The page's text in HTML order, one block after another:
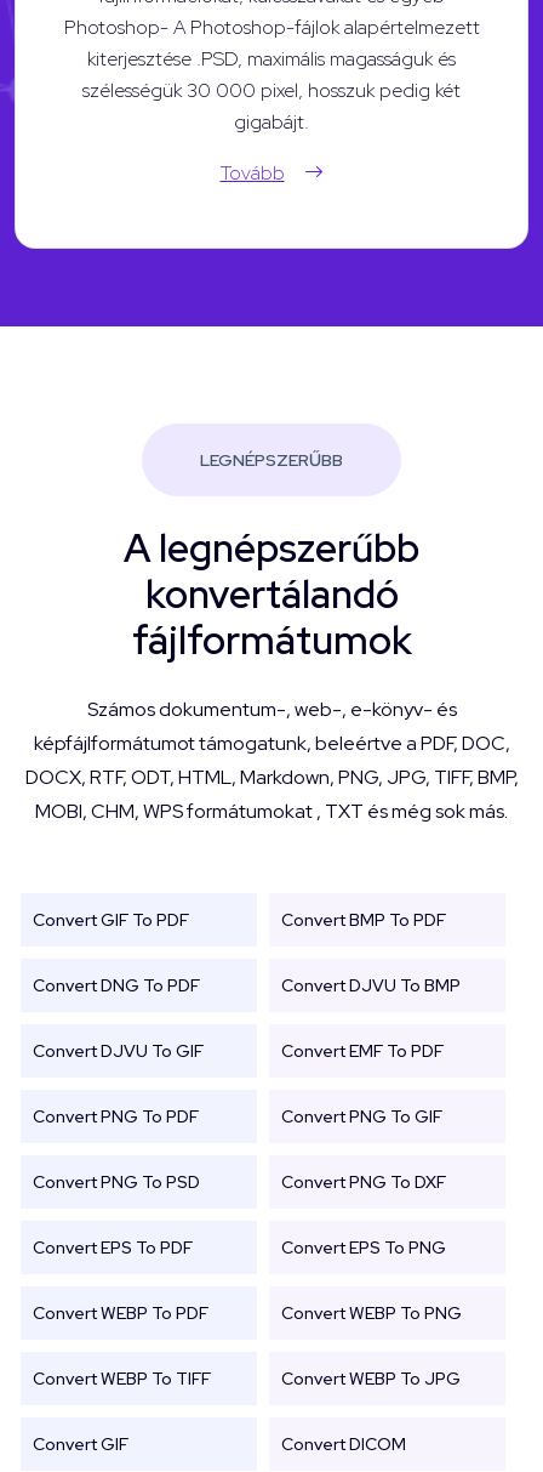
Photoshop- A Photoshop-fájlok alapértelmezett
kiterjesztése .PSD, maximális magasságuk és
szélességük 30 000 pixel, hosszuk pedig két
gigabájt.
Tovább
LEGNÉPSZERŰBB
A legnépszerűbb
konvertálandó
fájlformátumok
Számos dokumentum-, web-, e-könyv- és
képfájlformátumot támogatunk, beleértve a PDF, DOC,
DOCX, RTF, ODT, HTML, Markdown, PNG, JPG, TIFF, BMP,
MOBI, CHM, WPS formátumokat , TXT és még sok más.
Convert GIF To PDF Convert BMP To PDF
Convert DNG To PDF Convert DJVU To BMP
Convert DJVU To GIF Convert EMF To PDF
Convert PNG To PDF Convert PNG To GIF
Convert PNG To PSD Convert PNG To DXF
Convert EPS To PDF Convert EPS To PNG
Convert WEBP To PDF Convert WEBP To PNG
Convert WEBP To TIFF Convert WEBP To JPG
Convert GIF Convert DICOM